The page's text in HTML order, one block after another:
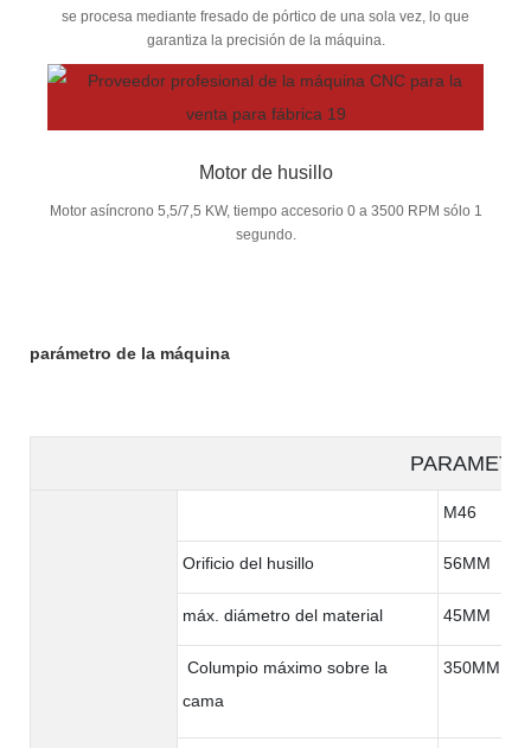
se procesa mediante fresado de pórtico de una sola vez, lo que
garantiza la precisión de la máquina.
Motor de husillo
Motor asíncrono 5,5/7,5 KW, tiempo accesorio 0 a 3500 RPM sólo 1
segundo.
parámetro de la máquina
M46
Orificio del husillo 56MM
máx. diámetro del material 45MM
Columpio máximo sobre la
cama
350MM